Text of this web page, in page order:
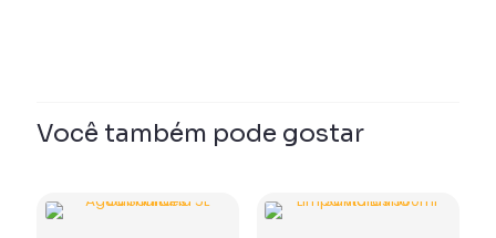
Você também pode gostar